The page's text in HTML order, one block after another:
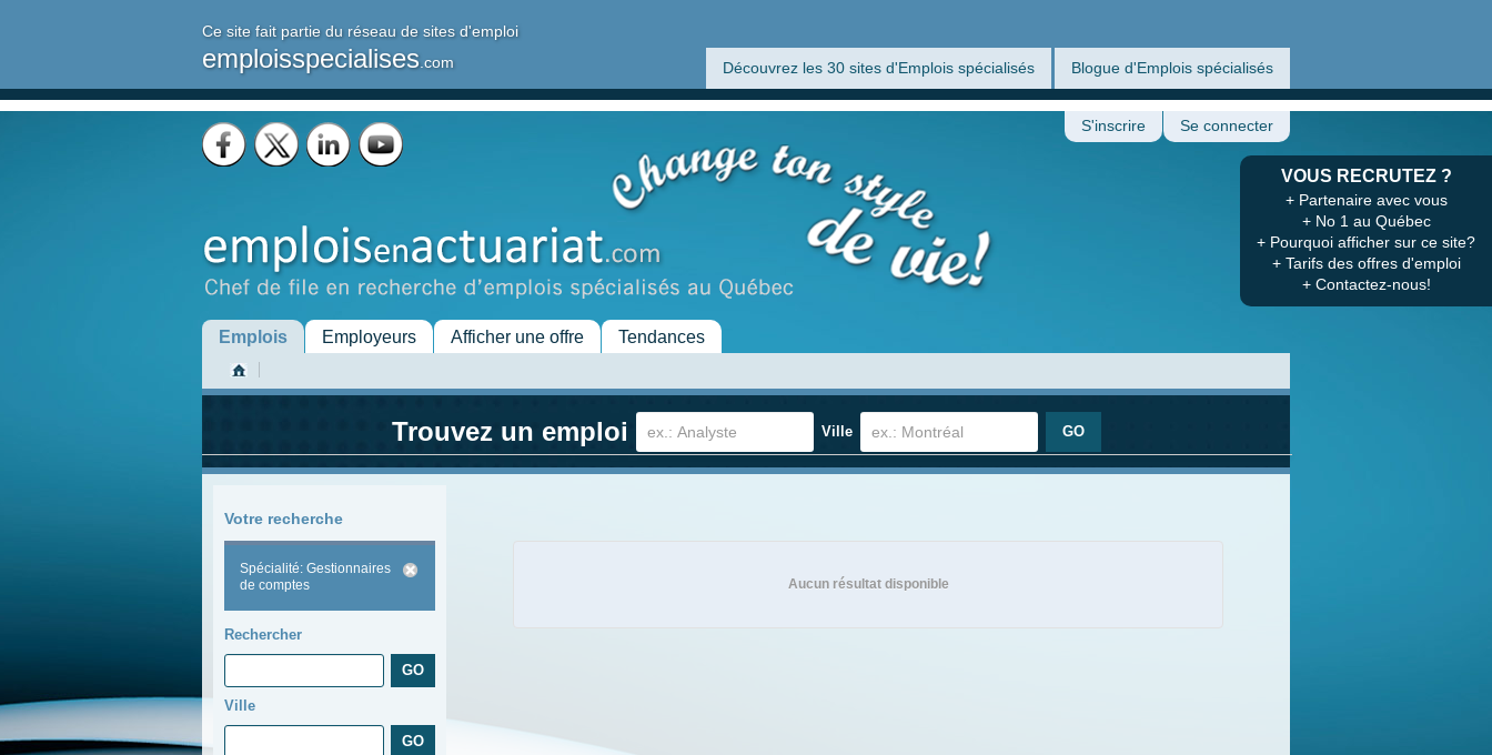
Ce site fait partie du réseau de sites d'emploi
emploisspecialises .com Découvrez les 30 sites d'Emplois spécialisés Blogue d'Emplois spécialisés
VOUS RECRUTEZ ?
+ Partenaire avec vous
+ No 1 au Québec
+ Pourquoi afficher sur ce site?
+ Tarifs des offres d'emploi
+ Contactez-nous!
S'inscrire Se connecter
Emplois Employeurs Afficher une offre Tendances
Trouvez un emploi Ville
Votre recherche
Spécialité: Gestionnaires
de comptes
Rechercher
Ville
Aucun résultat disponible